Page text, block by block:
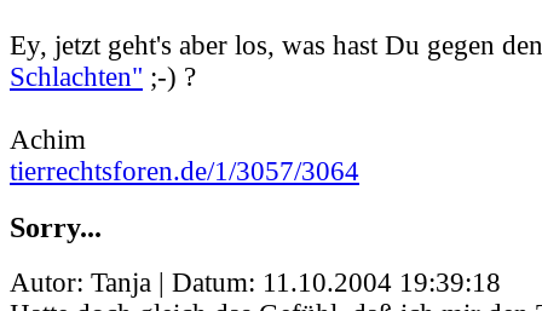
Ey, jetzt geht's aber los, was hast Du gegen
Schlachten" ;-) ?
Achim
tierrechtsforen.de/1/3057/3064
Sorry...
Autor: Tanja | Datum: 11.10.2004 19:39:18